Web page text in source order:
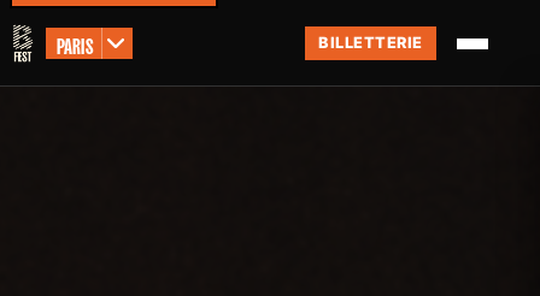
PARIS BILLETTERIE